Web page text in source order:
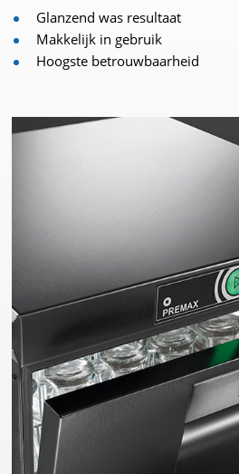
Glanzend was resultaat
Makkelijk in gebruik
Hoogste betrouwbaarheid